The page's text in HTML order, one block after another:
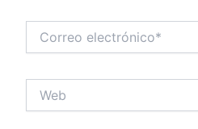
electrónico*